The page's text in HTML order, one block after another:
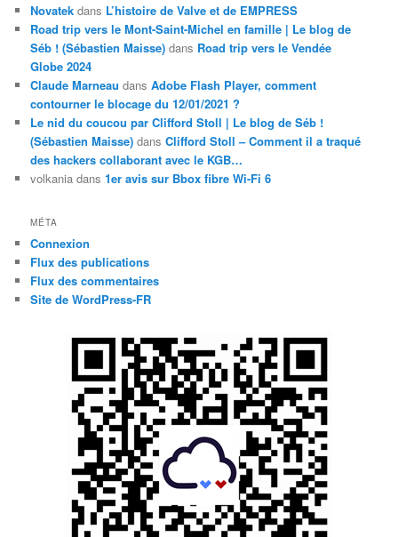
Novatek dans L’histoire de Valve et de EMPRESS
Road trip vers le Mont-Saint-Michel en famille | Le blog de
Séb ! (Sébastien Maisse) dans Road trip vers le Vendée
Globe 2024
Claude Marneau dansAdobe Flash Player, comment
contourner le blocage du 12/01/2021 ?
Le nid du coucou par Clifford Stoll | Le blog de Séb !
(Sébastien Maisse) dansClifford Stoll – Comment il a traqué
des hackers collaborant avec le KGB…
volkania dans1er avis sur Bbox fibre Wi-Fi 6
MÉTA
Connexion
Flux des publications
Flux des commentaires
Site de WordPress-FR